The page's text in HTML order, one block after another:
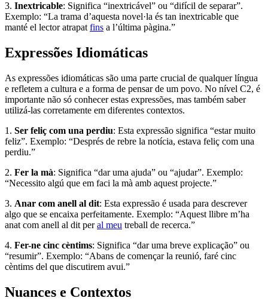
3. Inextricable: Significa “inextricável” ou “difícil de separar”.
Exemplo: “La trama d’aquesta novel·la és tan inextricable que
manté el lector atrapat fins a l’última pàgina.”
Expressões Idiomáticas
As expressões idiomáticas são uma parte crucial de qualquer língua
e refletem a cultura e a forma de pensar de um povo. No nível C2, é
importante não só conhecer estas expressões, mas também saber
utilizá-las corretamente em diferentes contextos.
1. Ser feliç com una perdiu: Esta expressão significa “estar muito
feliz”. Exemplo: “Després de rebre la notícia, estava feliç com una
perdiu.”
2. Fer la mà: Significa “dar uma ajuda” ou “ajudar”. Exemplo:
“Necessito algú que em faci la mà amb aquest projecte.”
3. Anar com anell al dit: Esta expressão é usada para descrever
algo que se encaixa perfeitamente. Exemplo: “Aquest llibre m’ha
anat com anell al dit peral meu treball de recerca.”
4. Fer-ne cinc cèntims: Significa “dar uma breve explicação” ou
“resumir”. Exemplo: “Abans de començar la reunió, faré cinc
cèntims del que discutirem avui.”
Nuances e Contextos